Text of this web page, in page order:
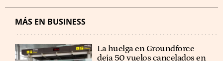
MÁS EN BUSINESS
La huelga en Groundforce
deja 50 vuelos cancelados en